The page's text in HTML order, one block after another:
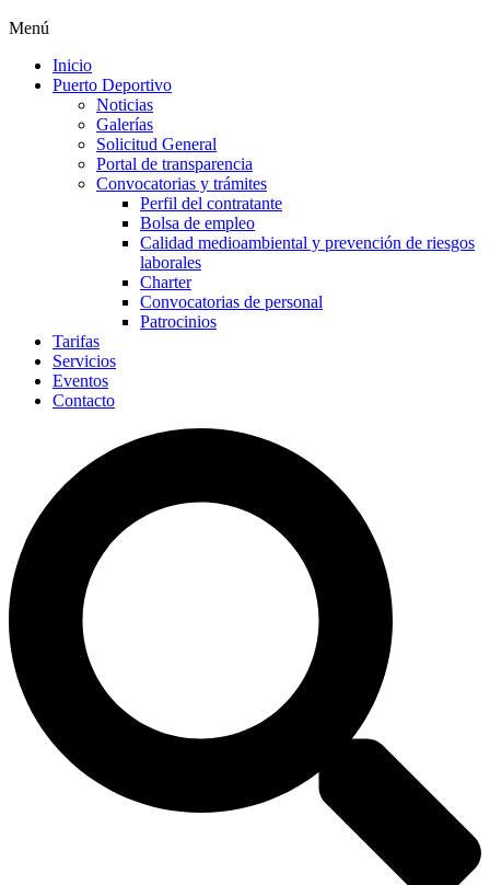
Menú
Inicio
Puerto Deportivo
Noticias
Galerías
Solicitud General
Portal de transparencia
Convocatorias y trámites
Perfil del contratante
Bolsa de empleo
Calidad medioambiental y prevención de riesgos
laborales
Charter
Convocatorias de personal
Patrocinios
Tarifas
Servicios
Eventos
Contacto